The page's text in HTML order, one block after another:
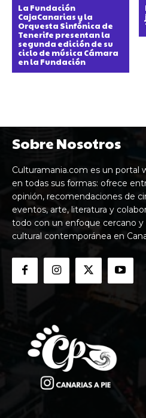
La Fundación
CajaCanarias y la
Orquesta Sinfónica de
Tenerife presentan la
segunda edición de su
ciclo de música Cámara
en la Fundación
Sobre Nosotros
Culturamania.com es un portal
en todas sus formas: ofrece
opinión, recomendaciones de
eventos, arte, literatura y
todo con un enfoque cercano y
cultural contemporánea en